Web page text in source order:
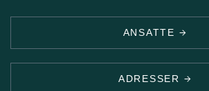
ANSATTE
ADRESSER